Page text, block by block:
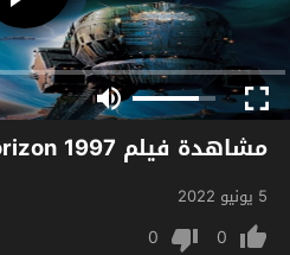
مشاهدة فيلم Event Horizon 1997 مترجم
5 يونيو 2022
0
0